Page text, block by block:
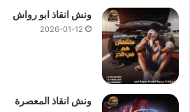
ونش انقاذ ابو رواش
2026-01-12
ونش انقاذ المعصرة